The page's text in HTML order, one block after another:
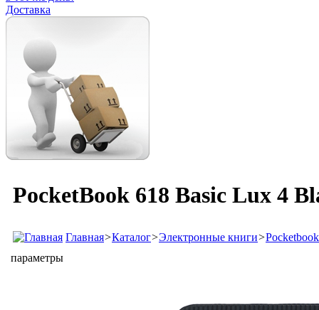
Доставка
PocketBook 618 Basic Lux 4
Главная>Каталог>Электронные книги>Pocketbook
параметры